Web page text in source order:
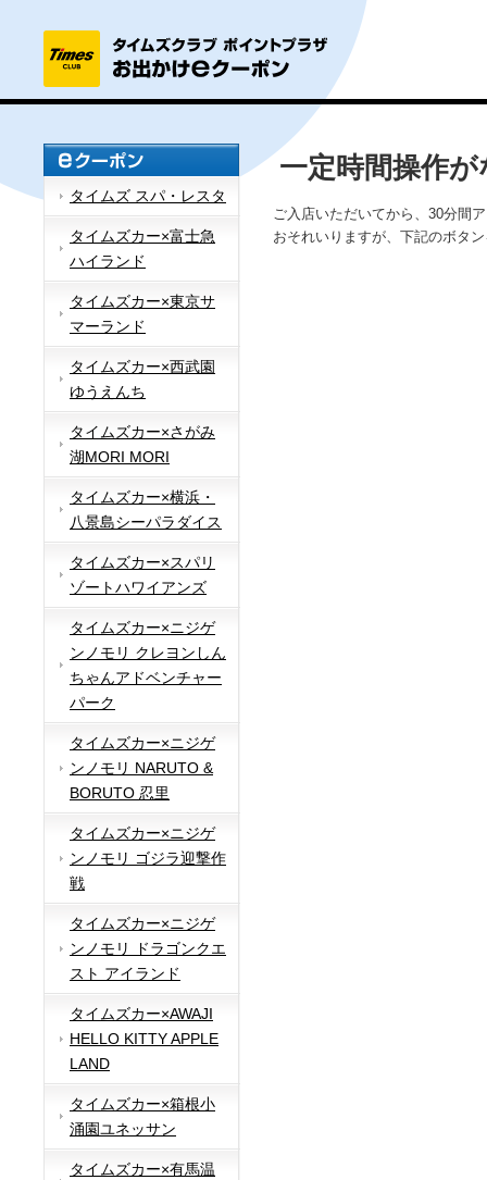
タイムズ スパ・レスタ
タイムズカー×富士急
ハイランド
タイムズカー×東京サ
マーランド
タイムズカー×西武園
ゆうえんち
タイムズカー×さがみ
湖MORI MORI
タイムズカー×横浜・
八景島シーパラダイス
タイムズカー×スパリ
ゾートハワイアンズ
タイムズカー×ニジゲ
ンノモリ クレヨンしん
ちゃんアドベンチャー
パーク
タイムズカー×ニジゲ
ンノモリ NARUTO &
BORUTO 忍里
タイムズカー×ニジゲ
ンノモリ ゴジラ迎撃作
戦
タイムズカー×ニジゲ
ンノモリ ドラゴンクエ
スト アイランド
タイムズカー×AWAJI
HELLO KITTY APPLE
LAND
タイムズカー×箱根小
涌園ユネッサン
タイムズカー×有馬温
一定時間操作
ご入店いただいてから、30分間
おそれいりますが、下記のボタ